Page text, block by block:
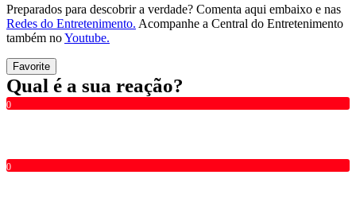
Preparados para descobrir a verdade? Comenta aqui embaixo e nas
Redes do Entretenimento. Acompanhe a Central do Entretenimento
também noYoutube.
Favorite
Qual é a sua reação?
0
0